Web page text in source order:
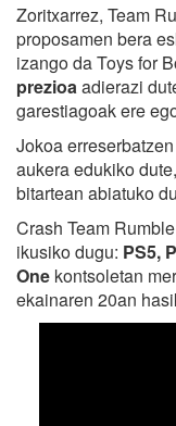
Zoritxarrez, Team
proposamen bera
izango da Toys for
prezioa adierazi
garestiagoak ere
Jokoa
aukera edukiko
bitartean abiatuko
Crash Team
ikusiko dugu: PS5,
One kontsoletan
ekainaren 20an